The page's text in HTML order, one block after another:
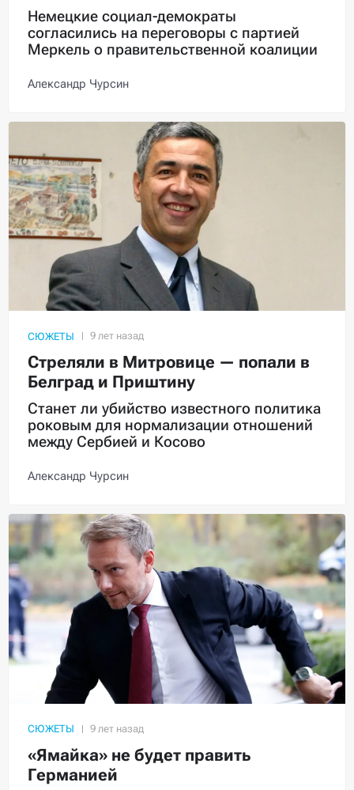
Немецкие социал-демократы
согласились на переговоры с партией
Меркель о правительственной коалиции
Александр Чурсин
СЮЖЕТЫ
Стреляли в Митровице — попали в
Белград и Приштину
Станет ли убийство известного политика
роковым для нормализации отношений
между Сербией и Косово
Александр Чурсин
СЮЖЕТЫ
«Ямайка» не будет править
Германией